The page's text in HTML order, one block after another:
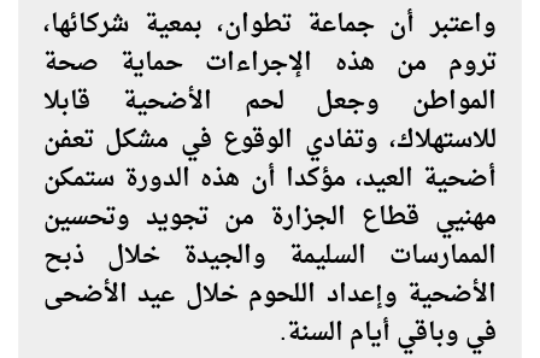
واعتبر أن جماعة تطوان، بمعية شركائها،
تروم من هذه الإجراءات حماية صحة
المواطن وجعل لحم الأضحية قابلا
للاستهلاك، وتفادي الوقوع في مشكل تعفن
أضحية العيد، مؤكدا أن هذه الدورة ستمكن
مهنيي قطاع الجزارة من تجويد وتحسين
الممارسات السليمة والجيدة خلال ذبح
الأضحية وإعداد اللحوم خلال عيد الأضحى
في وباقي أيام السنة.